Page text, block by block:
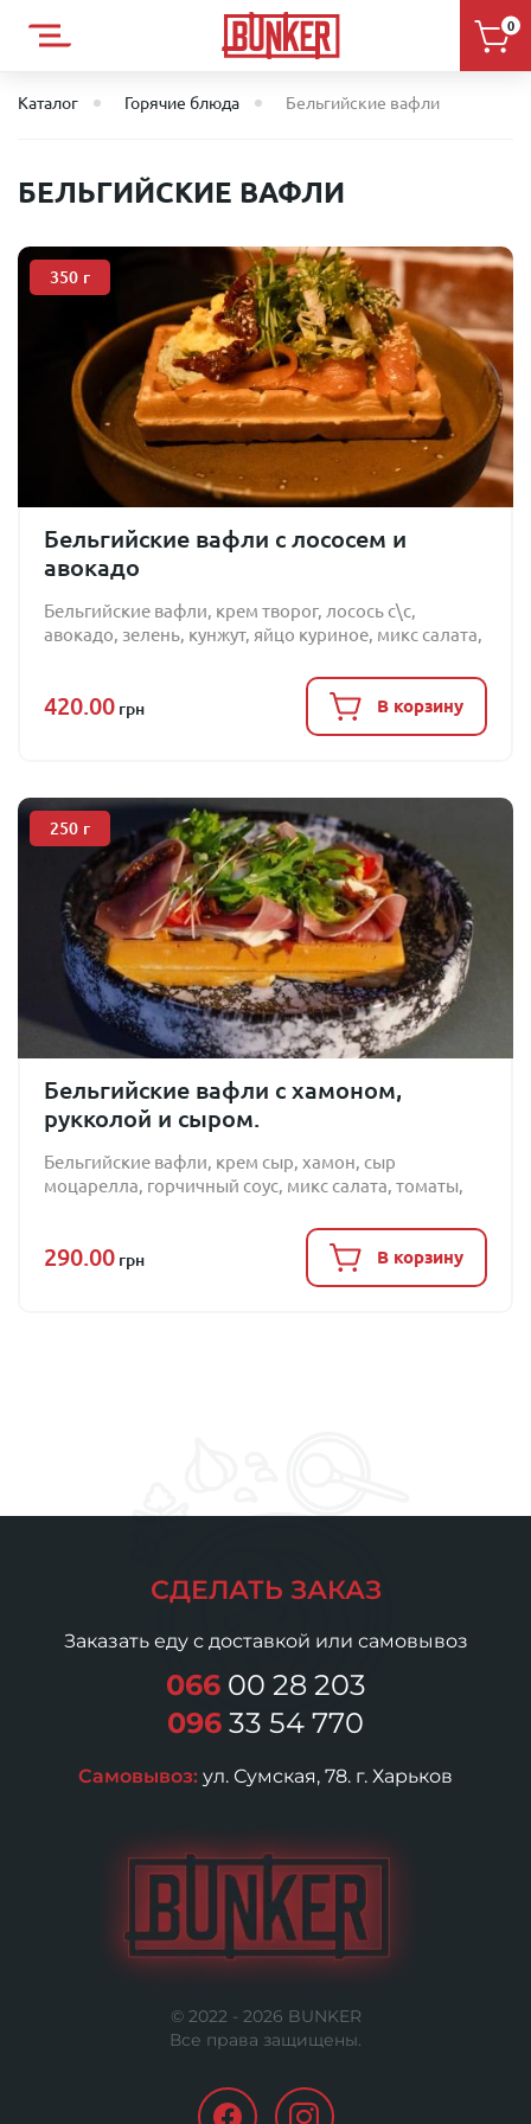
0
Каталог Горячие блюда Бельгийские вафли
БЕЛЬГИЙСКИЕ ВАФЛИ
350 г
Бельгийские вафли с лососем и
авокадо
Бельгийские вафли, крем творог, лосось с\с,
авокадо, зелень, кунжут, яйцо куриное, микс салата,
420.00 грн В корзину
250 г
Бельгийские вафли с хамоном,
рукколой и сыром.
Бельгийские вафли, крем сыр, хамон, сыр
моцарелла, горчичный соус, микс салата, томаты,
290.00 грн В корзину
© 2022 - 2026 BUNKER
Все права защищены.
СДЕЛАТЬ ЗАКАЗ
Заказать еду с доставкой или самовывоз
06600 28 203
096 33 54 770
Самовывоз: ул. Сумская, 78. г. Харьков